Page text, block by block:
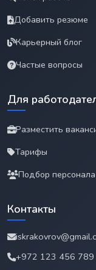
Добавить резюме
Карьерный блог
Частые вопросы
Для
Разместить
Тарифы
Подбор персонала
Контакты
+972 123 456 789